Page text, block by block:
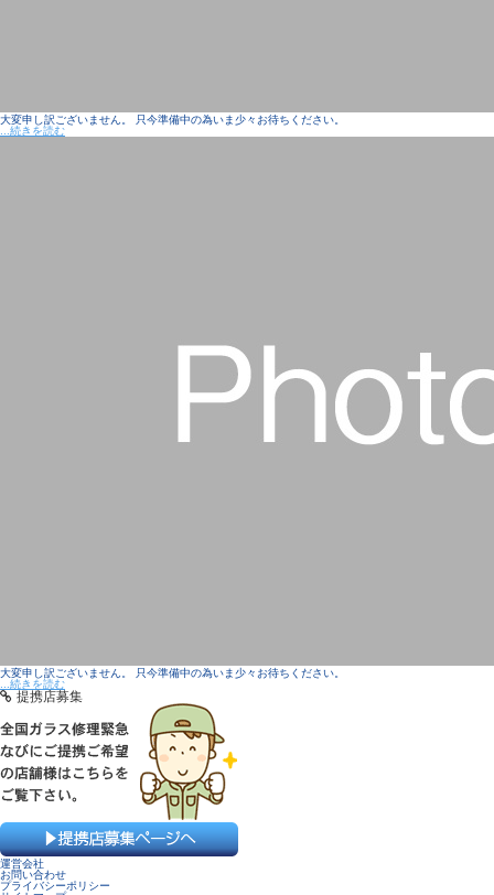
大変申し訳ございません。 只今準備中の為いま少々お待ちください。
...続きを読む
大変申し訳ございません。 只今準備中の為いま少々お待ちください。
...続きを読む
提携店募集
運営会社
お問い合わせ
プライバシーポリシー